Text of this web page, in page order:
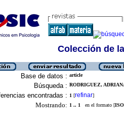
Colección de
Base de datos : article
Búsqueda : RODRIGUEZ,
encontradas : 1 [refinar]
Mostrando: 1 .. 1 en el formato [